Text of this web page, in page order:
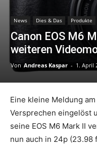
News Dies & Das Produkte
Canon EOS M6
weiteren
Von Andreas Kaspar - 1. April
Eine kleine Meldung
Versprechen eingelöst
seine EOS M6 Mark II
nun auch in 24p